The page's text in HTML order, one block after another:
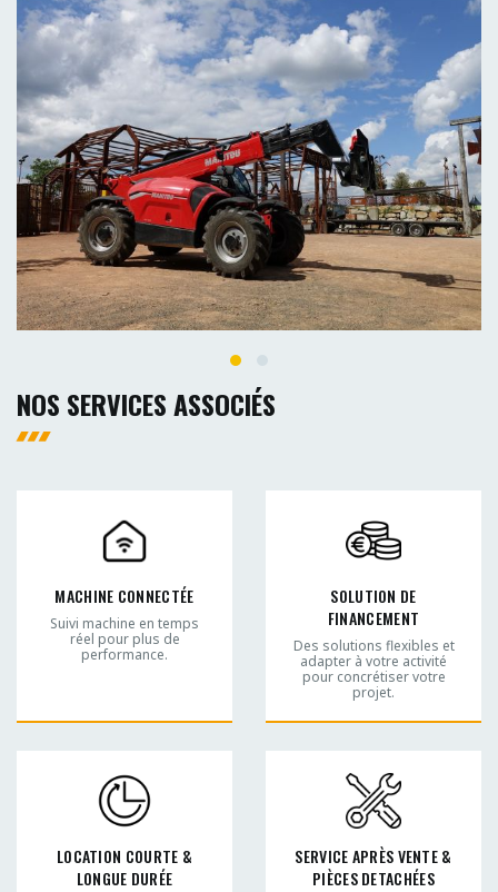
NOS SERVICES ASSOCIÉS
MACHINE CONNECTÉE
Suivi machine en temps
réel pour plus de
performance.
SOLUTION DE
FINANCEMENT
Des solutions flexibles et
adapter à votre activité
pour concrétiser votre
projet.
LOCATION COURTE &
LONGUE DURÉE
SERVICE APRÈS VENTE &
PIÈCES DETACHÉES